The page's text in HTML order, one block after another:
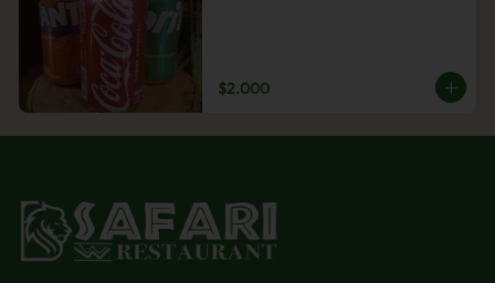
$2.000